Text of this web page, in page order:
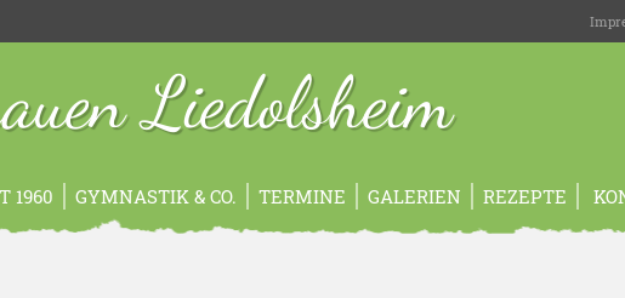
Liedolsheim
1960 GYMNASTIK & CO. TERMINE GALERIEN REZEPTE